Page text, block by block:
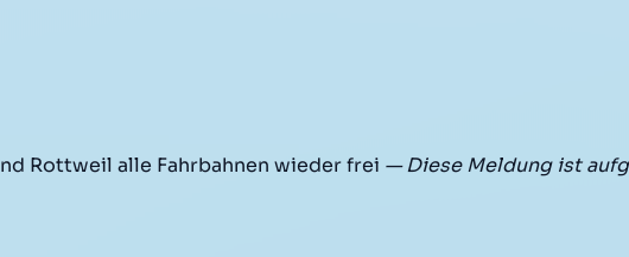
Rottweil alle Fahrbahnen wieder frei — Diese Meldung ist